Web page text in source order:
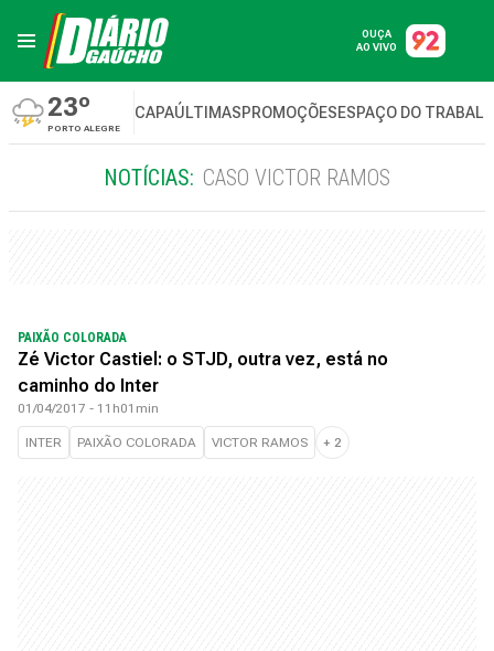
OUÇA
AO VIVO
23º
PORTO ALEGRE
CAPAÚLTIMASPROMOÇÕESESPAÇO DO
NOTÍCIAS: CASO VICTOR RAMOS
PAIXÃO COLORADA
Zé Victor Castiel: o STJD, outra vez, está no
caminho do Inter
01/04/2017 - 11h01min
INTER PAIXÃO COLORADA VICTOR RAMOS + 2